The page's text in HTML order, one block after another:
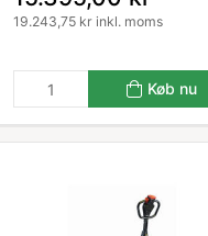
19.243,75 kr inkl. moms
Køb nu